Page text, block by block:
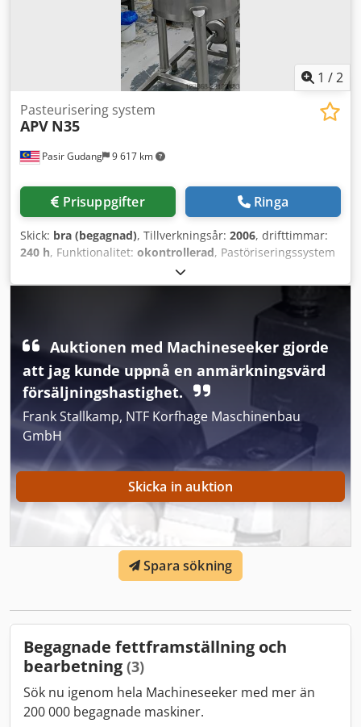
1 /2
Pasir Gudang 9 617 km
Pasteurisering system
APV N35
Prisuppgifter Ringa
Skick: bra (begagnad), Tillverkningsår: 2006, drifttimmar:
240 h, Funktionalitet: okontrollerad, Pastöriseringssystem
Auktionen med Machineseeker gjorde
att jag kunde uppnå en anmärkningsvärd
försäljningshastighet.
Frank Stallkamp, NTF Korfhage Maschinenbau
GmbH
Skicka in auktion
Spara sökning
Begagnade fettframställning och
bearbetning (3)
Sök nu igenom hela Machineseeker med mer än
200 000 begagnade maskiner.